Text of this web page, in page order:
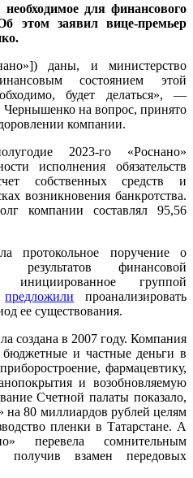
для финансового
этом заявил вице-премьер
даны, и министерство
состоянием этой
будет делаться», —
Чернышенко на вопрос, принято
компании.
2023-го «Роснано»
исполнения обязательств
собственных средств и
возникновения банкротства.
компании составлял 95,56
протокольное поручение о
результатов финансовой
инициированное группой
предложили проанализировать
ее существования.
создана в 2007 году. Компания
и частные деньги в
фармацевтику,
и возобновляемую
Счетной палаты показало,
на 80 миллиардов рублей целям
пленки в Татарстане. А
перевела сомнительным
взамен передовых